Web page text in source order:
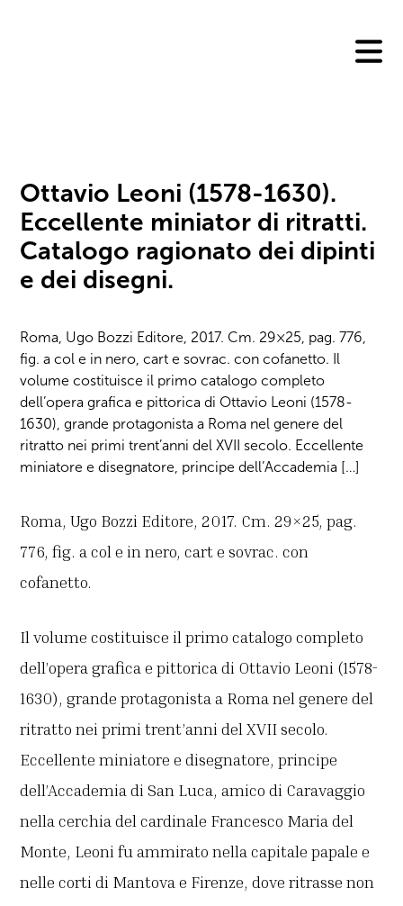
Ottavio Leoni (1578-1630).
Eccellente miniator di ritratti.
Catalogo ragionato dei dipinti
e dei disegni.
Roma, Ugo Bozzi Editore, 2017. Cm. 29×25, pag. 776,
fig. a col e in nero, cart e sovrac. con cofanetto. Il
volume costituisce il primo catalogo completo
dell’opera grafica e pittorica di Ottavio Leoni (1578-
1630), grande protagonista a Roma nel genere del
ritratto nei primi trent’anni del XVII secolo. Eccellente
miniatore e disegnatore, principe dell’Accademia […]
Roma, Ugo Bozzi Editore, 2017. Cm. 29×25, pag.
776, fig. a col e in nero, cart e sovrac. con
cofanetto.
Il volume costituisce il primo catalogo completo
dell’opera grafica e pittorica di Ottavio Leoni (1578-
1630), grande protagonista a Roma nel genere del
ritratto nei primi trent’anni del XVII secolo.
Eccellente miniatore e disegnatore, principe
dell’Accademia di San Luca, amico di Caravaggio
nella cerchia del cardinale Francesco Maria del
Monte, Leoni fu ammirato nella capitale papale e
nelle corti di Mantova e Firenze, dove ritrasse non